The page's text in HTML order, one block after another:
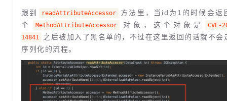
跟到 readAttributeAccessor
方法里，当id为1的时候会返
个
MethodAttributeAccessor 对象，这个对象是
CVE-
14841
之后被加入了黑名单的，不过在这里返回的话就不会
序列化的流程。